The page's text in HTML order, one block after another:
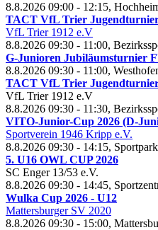
8.8.2026 09:00 - 12:15,
TACT VfL Trier
VfL Trier 1912 e.V
8.8.2026 09:30 - 11:00,
G-Junioren Jubiläumsturnier
8.8.2026 09:30 - 11:00,
TACT VfL Trier
VfL Trier 1912 e.V
8.8.2026 09:30 - 11:30,
VITO-Junior-Cup 2026 (D-
Sportverein 1946 Kripp e.V.
8.8.2026 09:30 - 14:15,
5. U16 OWL CUP2026
SC Enger 13/53 e.V.
8.8.2026 09:30 - 14:45,
Wulka Cup 2026 - U12
Mattersburger SV 2020
8.8.2026 09:30 - 15:00,